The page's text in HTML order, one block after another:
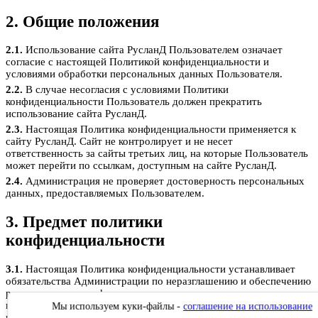
2. Общие положения
2.1. Использование сайта РусланД Пользователем означает
согласие с настоящей Политикой конфиденциальности и
условиями обработки персональных данных Пользователя.
2.2. В случае несогласия с условиями Политики
конфиденциальности Пользователь должен прекратить
использование сайта РусланД.
2.3. Настоящая Политика конфиденциальности применяется к
сайту РусланД. Сайт не контролирует и не несет
ответственность за сайты третьих лиц, на которые Пользователь
может перейти по ссылкам, доступным на сайте РусланД.
2.4. Администрация не проверяет достоверность персональных
данных, предоставляемых Пользователем.
3. Предмет политики
конфиденциальности
3.1. Настоящая Политика конфиденциальности устанавливает
обязательства Администрации по неразглашению и обеспечению
режима защиты конфиденциальности персональных данных,
которые Пользователь предоставляет по запросу Администрации
Мы используем куки-файлы - соглашение на использование